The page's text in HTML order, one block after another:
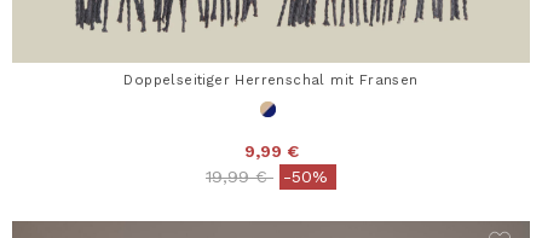
Doppelseitiger Herrenschal mit Fransen
9,99 €
Price reduced from
19,99 €to-50%